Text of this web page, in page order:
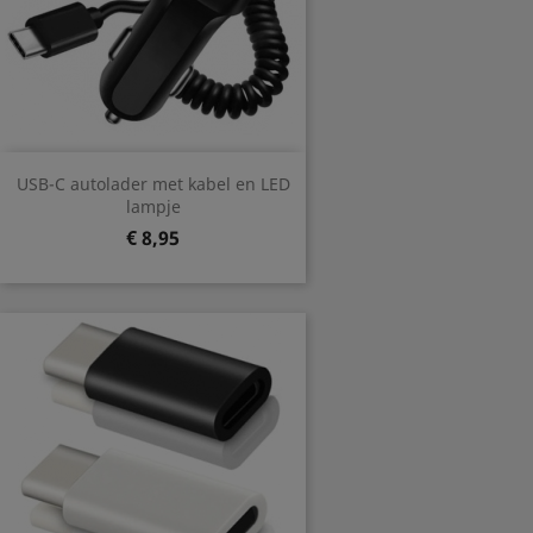
USB-C autolader met kabel en LED
lampje
Prijs
€ 8,95